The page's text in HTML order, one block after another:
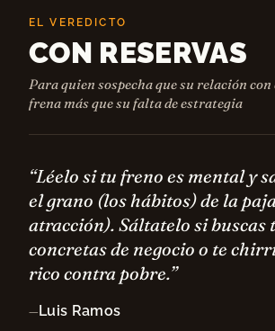
EL VEREDICTO
CON RESERVAS
Para quien sospecha que su relación
frena más que su falta de estrategia
“Léelo si tu freno es mental y
el grano (los hábitos) de la
atracción). Sáltatelo si buscas
concretas de negocio o te
rico contra pobre.”
— Luis Ramos